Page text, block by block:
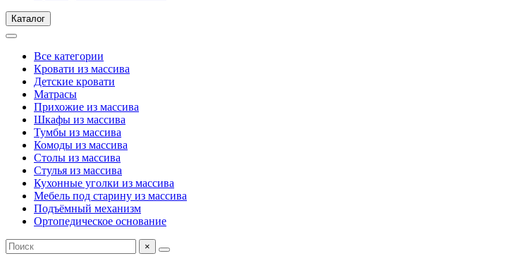
Каталог
Все категории
Кровати из массива
Детские кровати
Матрасы
Прихожие из массива
Шкафы из массива
Тумбы из массива
Комоды из массива
Столы из массива
Стулья из массива
Кухонные уголки из массива
Мебель под старину из массива
Подъёмный механизм
Ортопедическое основание
×